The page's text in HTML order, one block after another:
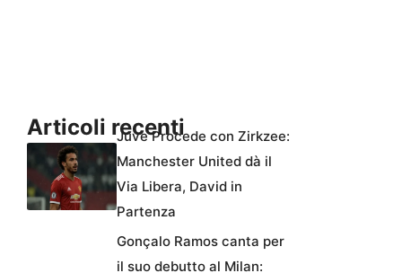
Articoli recentiJuve Procede con Zirkzee:
Manchester United dà il
Via Libera, David in
Partenza
Gonçalo Ramos canta per
il suo debutto al Milan: